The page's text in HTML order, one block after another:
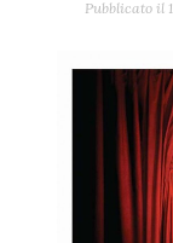
Pubblicato il